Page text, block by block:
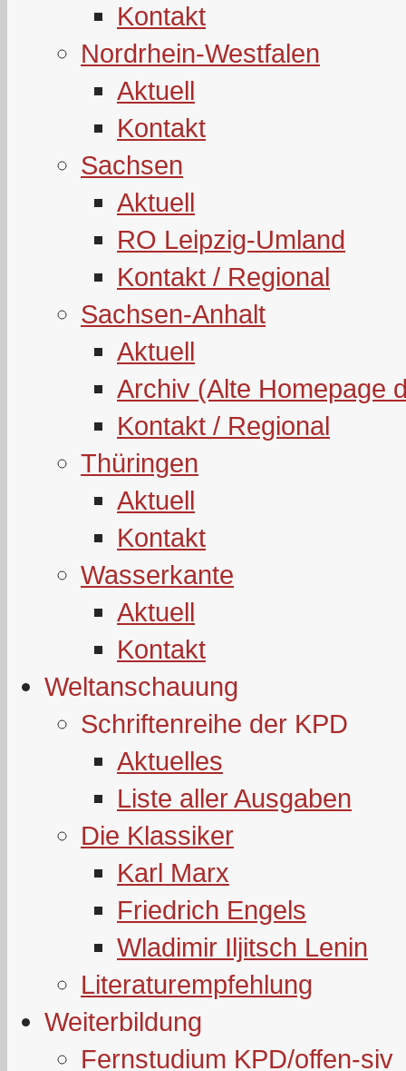
Kontakt
Nordrhein-Westfalen
Aktuell
Kontakt
Sachsen
Aktuell
RO Leipzig-Umland
Kontakt / Regional
Sachsen-Anhalt
Aktuell
Archiv (Alte Homepage
Kontakt / Regional
Thüringen
Aktuell
Kontakt
Wasserkante
Aktuell
Kontakt
Weltanschauung
Schriftenreihe der KPD
Aktuelles
Liste aller Ausgaben
Die Klassiker
Karl Marx
Friedrich Engels
Wladimir Iljitsch Lenin
Literaturempfehlung
Weiterbildung
Fernstudium KPD/offen-siv